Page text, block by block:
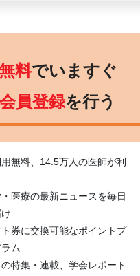
料でいますぐ
会員登録を行う
用無料、14.5万人の医師が利
・医療の最新ニュースを毎日
ト券に交換可能なポイントプ
ム
特集・連載、学会レポート